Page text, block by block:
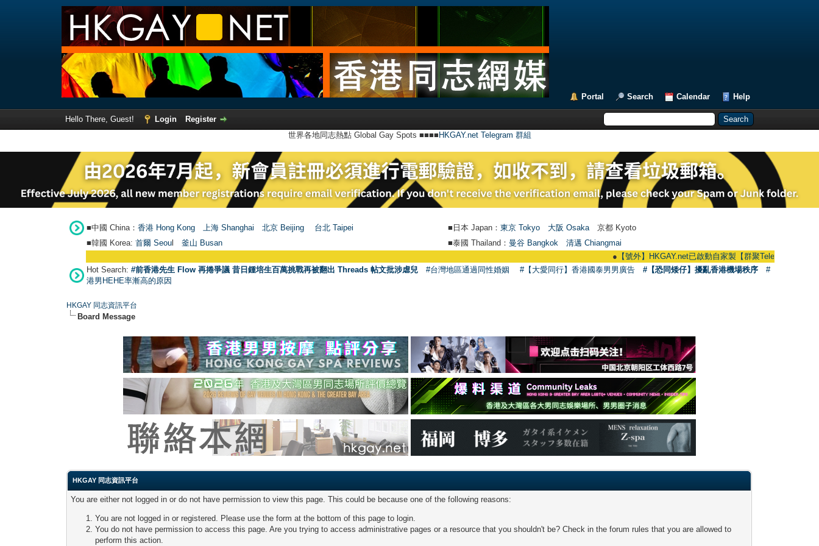
Portal Search Calendar Help
Hello There, Guest! Login
Register
世界各地同志熱點 Global Gay Spots ■■■■ HKGAY.net Telegram 群組
■中國 China： 香港 Hong Kong 上海 Shanghai 北京 Beijing 台北 Taipei ■日本 Japan： 東京 Tokyo 大阪 Osaka 京都 Kyoto
■韓國 Korea: 首爾 Seou 釜山 Busan ■泰國 Thailand： 曼谷 Bangkok
清邁 Chiangmai
【號外】HKGAY.net已啟動自家製【群聚Telegram群組】
Hot Search: #前香港先生 Flow 再捲爭議 昔日鍾培生百萬挑戰再被翻出 Threads 帖文批涉虐兒 #台灣地區通過同性婚姻 #【大愛同行】香港國泰男男廣告 #【恐同矮仔】擾亂香港機場秩序
#
港男HEHE率漸高的原因
HKGAY 同志資訊平台
Board Message
HKGAY 同志資訊平台
You are either not logged in or do not have permission to view this page. This could be because one of the following reasons:
You are not logged in or registered. Please use the form at the bottom of this page to login.
You do not have permission to access this page. Are you trying to access administrative pages or a resource that you shouldn't be? Check in the forum rules that you are allowed to
perform this action.